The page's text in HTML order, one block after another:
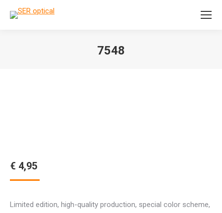
Search:
7548
€ 4,95
Limited edition, high-quality production, special color scheme,